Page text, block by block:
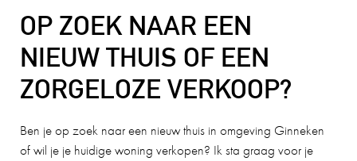
OP ZOEK NAAR EEN
NIEUW THUIS OF EEN
ZORGELOZE VERKOOP?
Ben je op zoek naar een nieuw thuis in omgeving Ginneken
of wil je je huidige woning verkopen? Ik sta graag voor je